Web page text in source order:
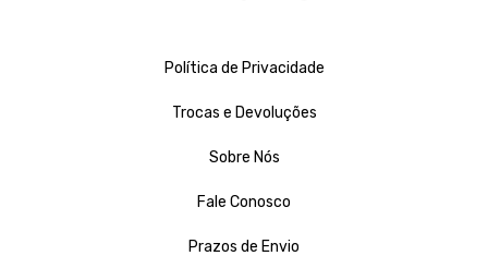
Política de Privacidade
Trocas e Devoluções
Sobre Nós
Fale Conosco
Prazos de Envio